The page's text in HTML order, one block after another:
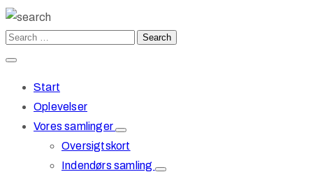
Start
Oplevelser
Vores samlinger
Oversigtskort
Indendørs samling